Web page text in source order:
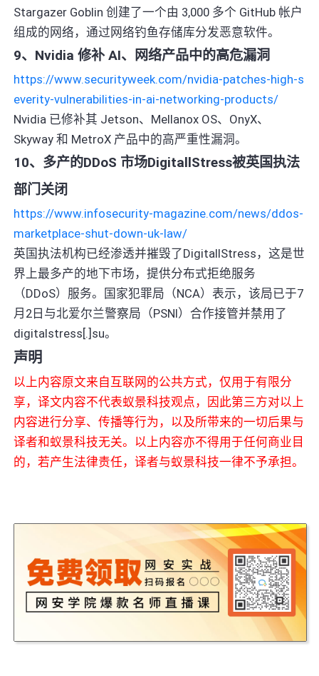
Stargazer Goblin 创建了一个由 3,000 多个 GitHub 帐户
组成的网络，通过网络钓鱼存储库分发恶意软件。
9、Nvidia 修补 AI、网络产品中的高危漏洞
https://www.securityweek.com/nvidia-patches-high-s
everity-vulnerabilities-in-ai-networking-products/
Nvidia 已修补其 Jetson、Mellanox OS、OnyX、
Skyway 和 MetroX 产品中的高严重性漏洞。
10、多产的DDoS 市场DigitallStress被英国执法
部门关闭
https://www.infosecurity-magazine.com/news/ddos-
marketplace-shut-down-uk-law/
英国执法机构已经渗透并摧毁了DigitallStress，这是世
界上最多产的地下市场，提供分布式拒绝服务
（DDoS）服务。国家犯罪局（NCA）表示，该局已于7
月2日与北爱尔兰警察局（PSNI）合作接管并禁用了
digitalstress[.]su。
声明
以上内容原文来自互联网的公共方式，仅用于有限分
享，译文内容不代表蚁景科技观点，因此第三方对以上
内容进行分享、传播等行为，以及所带来的一切后果与
译者和蚁景科技无关。以上内容亦不得用于任何商业目
的，若产生法律责任，译者与蚁景科技一律不予承担。